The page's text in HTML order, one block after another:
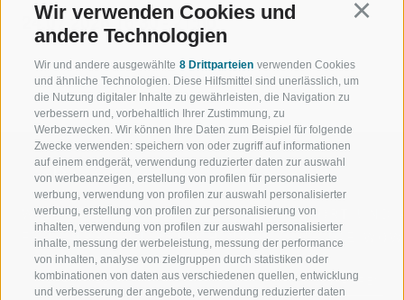
Wir verwenden Cookies und
andere Technologien
Wir und andere ausgewählte 8 Drittparteien verwenden Cookies
und ähnliche Technologien. Diese Hilfsmittel sind unerlässlich, um
die Nutzung digitaler Inhalte zu gewährleisten, die Navigation zu
verbessern und, vorbehaltlich Ihrer Zustimmung, zu
Werbezwecken. Wir können Ihre Daten zum Beispiel für folgende
Zwecke verwenden: speichern von oder zugriff auf informationen
auf einem endgerät, verwendung reduzierter daten zur auswahl
von werbeanzeigen, erstellung von profilen für personalisierte
werbung, verwendung von profilen zur auswahl personalisierter
werbung, erstellung von profilen zur personalisierung von
inhalten, verwendung von profilen zur auswahl personalisierter
inhalte, messung der werbeleistung, messung der performance
von inhalten, analyse von zielgruppen durch statistiken oder
kombinationen von daten aus verschiedenen quellen, entwicklung
und verbesserung der angebote, verwendung reduzierter daten
24.07.2026 16:30 - 21:00
WILLKOMMEN IN DER
FERIENREGION RATSCHINGS
JAUFENTAL
SPORT UND
MENGE
SKIFAHREN